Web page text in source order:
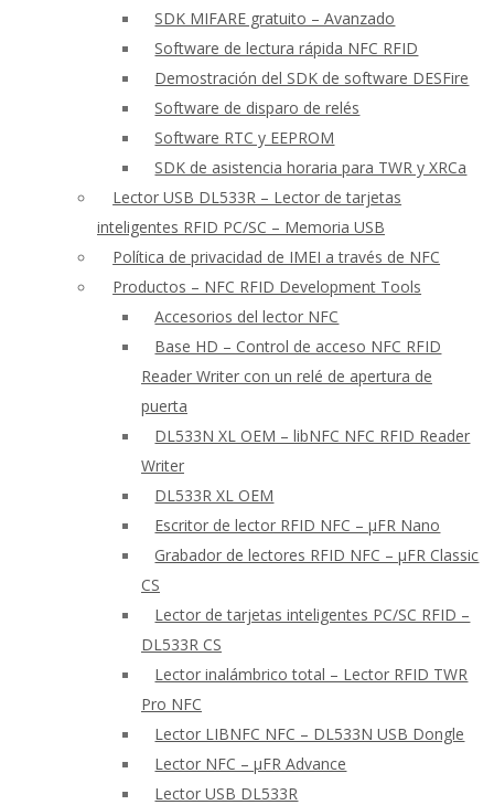
SDK MIFARE gratuito – Avanzado
Software de lectura rápida NFC RFID
Demostración del SDK de software DESFire
Software de disparo de relés
Software RTC y EEPROM
SDK de asistencia horaria para TWR y XRCa
Lector USB DL533R – Lector de tarjetas
inteligentes RFID PC/SC – Memoria USB
Política de privacidad de IMEI a través de NFC
Productos – NFC RFID Development Tools
Accesorios del lector NFC
Base HD – Control de acceso NFC RFID
Reader Writer con un relé de apertura de
puerta
DL533N XL OEM – libNFC NFC RFID Reader
Writer
DL533R XL OEM
Escritor de lector RFID NFC – μFR Nano
Grabador de lectores RFID NFC – μFR Classic
CS
Lector de tarjetas inteligentes PC/SC RFID –
DL533R CS
Lector inalámbrico total – Lector RFID TWR
Pro NFC
Lector LIBNFC NFC – DL533N USB Dongle
Lector NFC – μFR Advance
Lector USB DL533R